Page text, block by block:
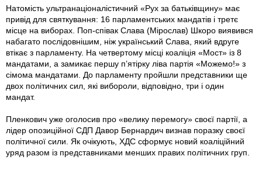
Натомість ультранаціоналістичний «Рух за батьківщину» має
привід для святкування: 16 парламентських мандатів і третє
місце на виборах. Поп-співак Слава (Мірослав) Шкоро виявився
набагато послідовнiшим, ніж український Слава, який вдруге
втікає з парламенту. На четвертому місці коаліція «Мост» iз 8
мандатами, а замикає першу п’ятірку ліва партія «Можемо!» з
сiмома мандатами. До парламенту пройшли представники ще
двох політичних сил, які ви­бороли, відповідно, три і один
мандат.
Пленкович уже оголосив про «велику перемогу» своєї партії, а
лідер опозиційної СДП Давор Бернардич визнав поразку своєї
політичної сили. Як очікують, ХДС сформує новий коаліційний
уряд разом iз представниками менших правих політичних груп.